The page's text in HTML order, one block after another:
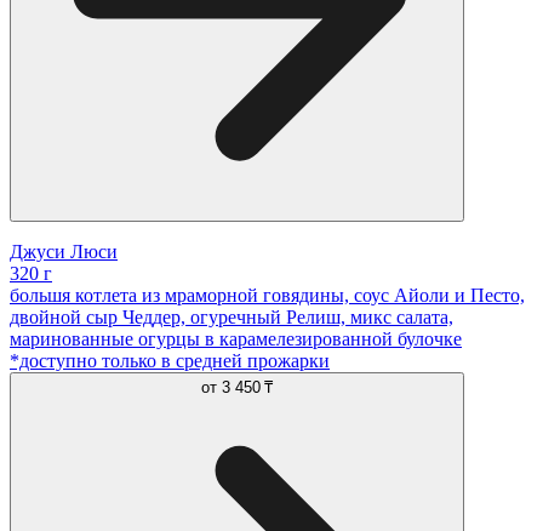
Джуси Люси
320 г
большя котлета из мраморной говядины, соус Айоли и Песто,
двойной сыр Чеддер, огуречный Релиш, микс салата,
маринованные огурцы в карамелезированной булочке
*доступно только в средней прожарки
от 3 450 ₸